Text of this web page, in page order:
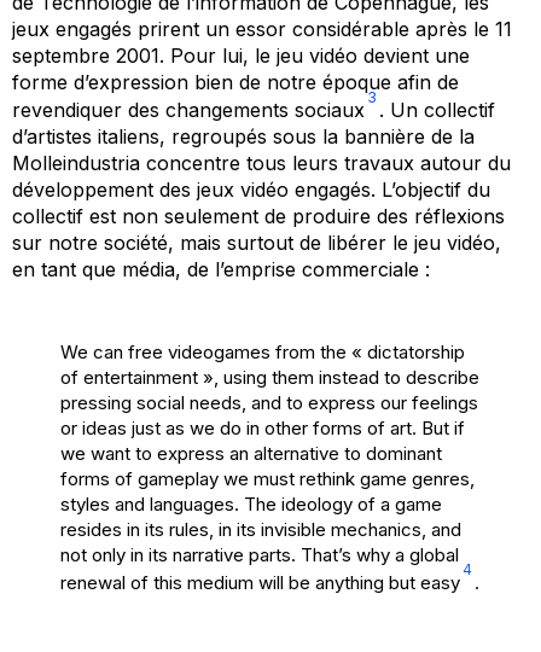
jeux engagés prirent un essor considérable après le 11
septembre 2001. Pour lui, le jeu vidéo devient une
forme d’expression bien de notre époque afin de
revendiquer des changements sociaux
3
. Un collectif
d’artistes italiens, regroupés sous la bannière de la
Molleindustria concentre tous leurs travaux autour du
développement des jeux vidéo engagés. L’objectif du
collectif est non seulement de produire des réflexions
sur notre société, mais surtout de libérer le jeu vidéo,
en tant que média, de l’emprise commerciale :
We can free videogames from the « dictatorship
of entertainment », using them instead to describe
pressing social needs, and to express our feelings
or ideas just as we do in other forms of art. But if
we want to express an alternative to dominant
forms of gameplay we must rethink game genres,
styles and languages. The ideology of a game
resides in its rules, in its invisible mechanics, and
not only in its narrative parts. That’s why a global
renewal of this medium will be anything but easy
4
.